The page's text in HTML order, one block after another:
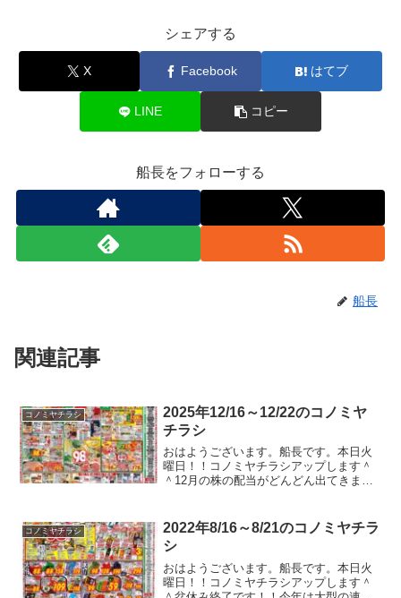
シェアする
X Facebook はてブ
LINE コピー
船長をフォローする
船長
関連記事
コノミヤチラシ
2025年12/16～12/22のコノミヤ
チラシ
おはようございます。船長です。本日火
曜日！！コノミヤチラシアップします＾
＾12月の株の配当がどんどん出てきまし
そろってきました。今年おいしかったの
は高島8007でしょう...
コノミヤチラシ
2022年8/16～8/21のコノミヤチラ
シ
おはようございます。船長です。本日火
曜日！！コノミヤチラシアップします＾